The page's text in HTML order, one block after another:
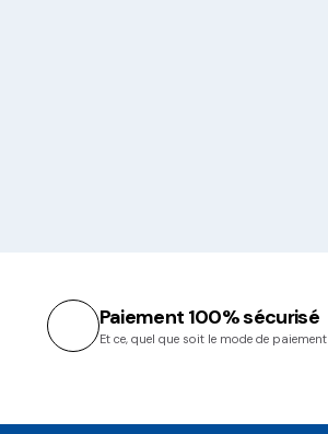
Paiement 100% sécurisé
Et ce, quel que soit le mode de paiement